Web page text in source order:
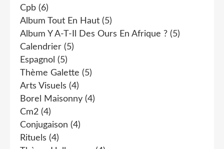
Cpb (6)
Album Tout En Haut (5)
Album Y A-T-Il Des Ours En Afrique ? (5)
Calendrier (5)
Espagnol (5)
Thème Galette (5)
Arts Visuels (4)
Borel Maisonny (4)
Cm2 (4)
Conjugaison (4)
Rituels (4)